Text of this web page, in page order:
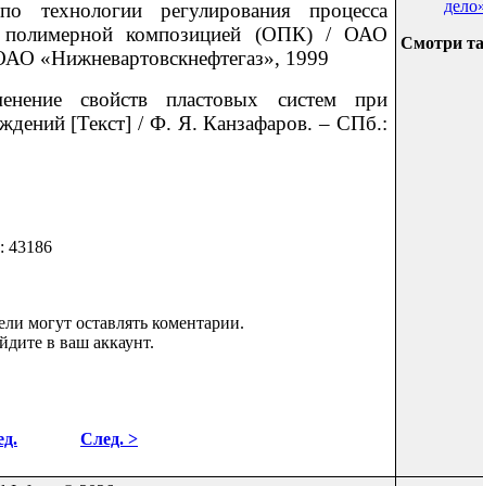
технологии регулирования процесса
полимерной композицией (ОПК) / ОАО
«Нижневартовскнефтегаз», 1999
свойств пластовых систем при
[Текст] / Ф. Я. Канзафаров. – СПб.:
43186
могут оставлять коментарии.
в ваш аккаунт.
След. >
Смотри